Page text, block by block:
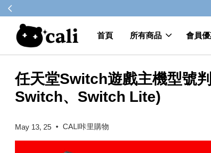
首頁 所有商品 會員
任天堂Switch遊戲主機型號
Switch、Switch Lite)
May 13, 25 • CALI咔里購物